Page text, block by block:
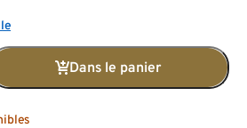
Dans le panier